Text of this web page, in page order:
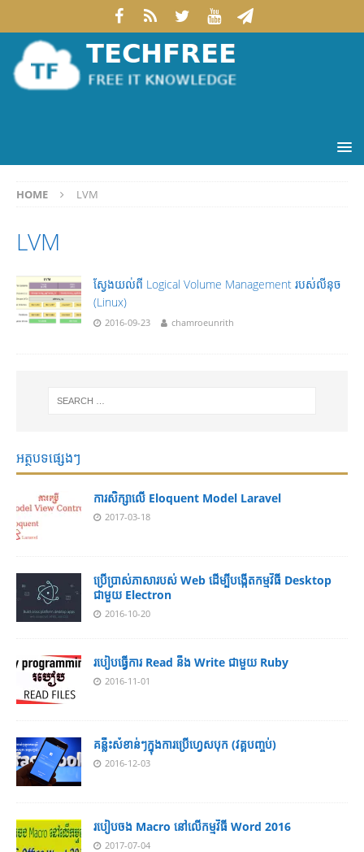
HOME LVM
LVM
ស្វែងយល់ពី Logical Volume Management របស់លីនុច
(Linux)
2016-09-23 chamroeunrith
អត្ថបទផ្សេងៗ
ការសិក្សាលើ Eloquent Model Laravel
2017-03-18
ប្រើប្រាស់ភាសារបស់ Web ដើម្បីបង្កើតកម្មវិធី Desktop
ជាមួយ Electron
2016-10-20
របៀបធ្វើការ Read នឹង Write ជាមួយ Ruby
2016-11-01
គន្លឹះសំខាន់ៗក្នុងការប្រើហ្វេសបុក (វគ្គបញ្ចប់)
2016-12-03
របៀបចង Macro នៅលើកម្មវិធី Word 2016
2017-07-04